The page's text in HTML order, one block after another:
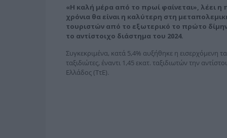
«Η καλή μέρα από το πρωί φαίνεται», λέει η
χρόνια θα είναι η καλύτερη στη
τουριστών από το εξωτερικό το πρώτο
το αντίστοιχο διάστημα του 2024.
Συγκεκριμένα, κατά 5,4% αυξήθηκε η εισερχόμενη
ταξιδιώτες, έναντι 1,45 εκατ. ταξιδιωτών την
Ελλάδος (ΤτΕ).